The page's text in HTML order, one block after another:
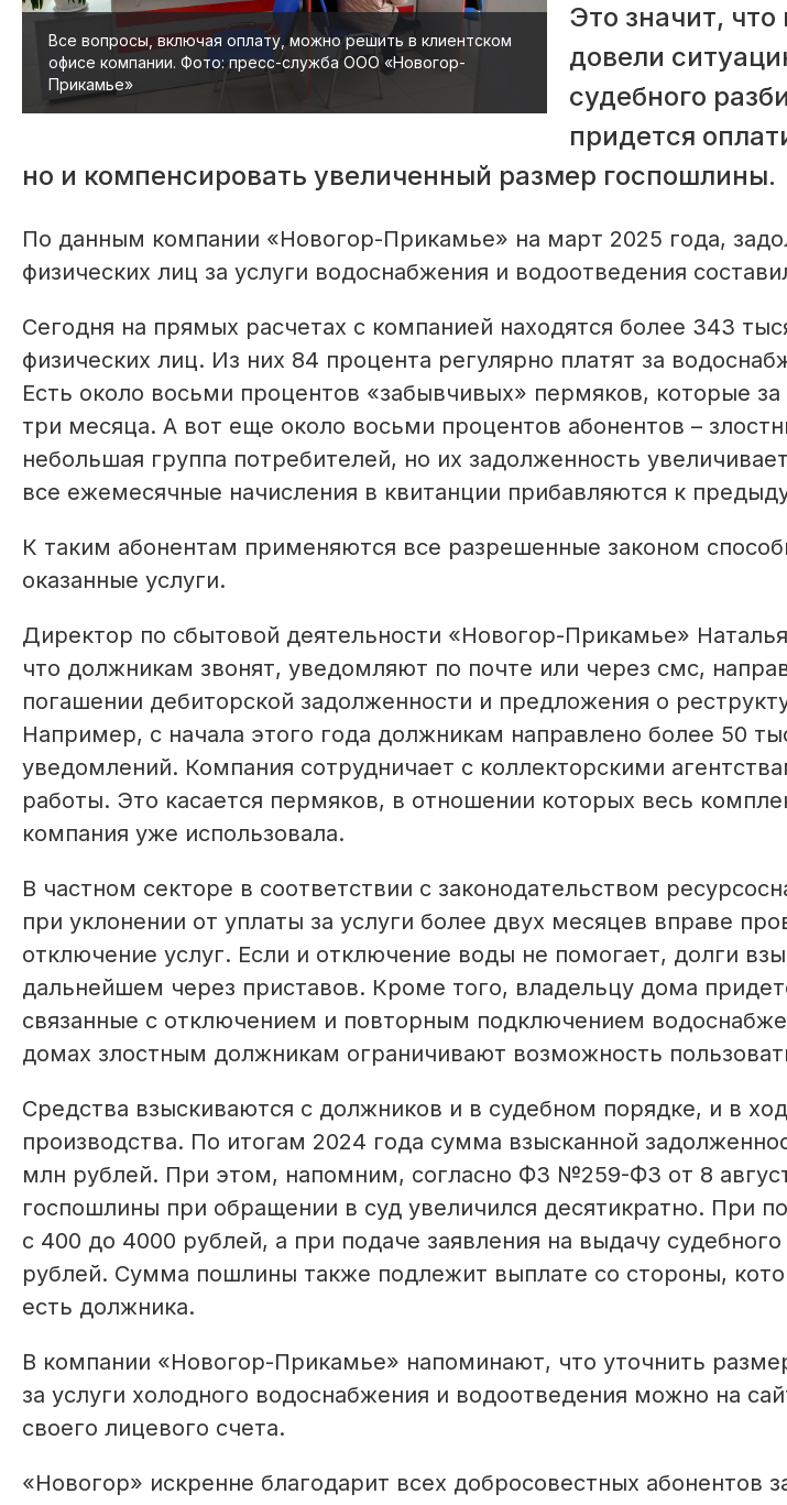
Все вопросы, включая оплату, можно решить в клиентском
офисе компании. Фото: пресс-служба ООО «Новогор-
Прикамье»
Это значит,
довели
судебного
придется
но и компенсировать увеличенный размер госпошлины.
По данным компании «Новогор-Прикамье» на март 2025 года,
физических лиц за услуги водоснабжения и водоотведения
Сегодня на прямых расчетах с компанией находятся более 343
физических лиц. Из них 84 процента регулярно платят за
Есть около восьми процентов «забывчивых» пермяков, которые за
три месяца. А вот еще около восьми процентов абонентов –
небольшая группа потребителей, но их задолженность
все ежемесячные начисления в квитанции прибавляются к
К таким абонентам применяются все разрешенные законом
оказанные услуги.
Директор по сбытовой дея­тельности «Новогор-Прикамье»
что должникам звонят, уведомляют по почте или через смс,
погашении дебиторской задолженности и предложения о
Например, с начала этого года должникам направлено более 50
уведомлений. Компания сотрудничает с коллекторскими
работы. Это касается пермяков, в отношении которых весь
компания уже использовала.
В частном секторе в соответствии с законодательством
при уклонении от уплаты за услуги более двух месяцев вправе
отключение услуг. Если и отключение воды не помогает, долги
дальнейшем через приставов. Кроме того, владельцу дома
связанные с отключением и повторным подключением
домах злостным должникам ограничивают возможность
Средства взыскиваются с должников и в судебном порядке, и в
производства. По итогам 2024 года сумма взысканной
млн рублей. При этом, напомним, согласно ФЗ №259-ФЗ от 8
госпошлины при обращении в суд увеличился десятикратно. При
с 400 до 4000 рублей, а при подаче заявления на выдачу
рублей. Сумма пошлины также подлежит выплате со стороны,
есть должника.
В компании «Новогор-Прикамье» напоминают, что уточнить
за услуги холодного водоснабжения и водоотведения можно на
своего лицевого счета.
«Новогор» искренне благодарит всех добросовестных абонентов